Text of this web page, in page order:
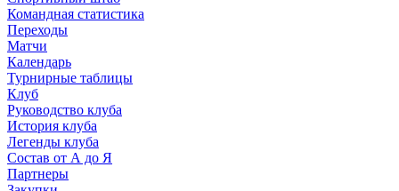
Командная статистика
Переходы
Матчи
Календарь
Турнирные таблицы
Клуб
Руководство клуба
История клуба
Легенды клуба
Состав от А до Я
Партнеры